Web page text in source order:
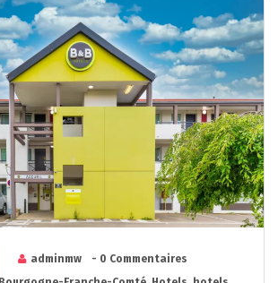
thème
adminmw
- 0 Commentaires